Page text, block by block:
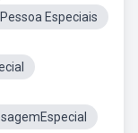
Especiais